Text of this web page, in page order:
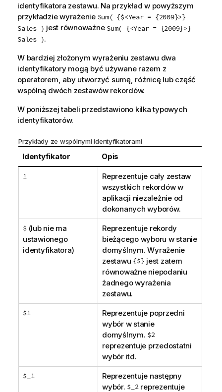
identyfikatora zestawu. Na przykład w powyższym
przykładzie wyrażenie Sum( {$<Year = {2009}>}
Sales ) jest równoważne Sum( {<Year = {2009}>}
Sales ).
W bardziej złożonym wyrażeniu zestawu dwa
identyfikatory mogą być używane razem z
operatorem, aby utworzyć sumę, różnicę lub część
wspólną dwóch zestawów rekordów.
W poniższej tabeli przedstawiono kilka typowych
identyfikatorów.
Przykłady ze wspólnymi identyfikatorami
Identyfikator Opis
1
Reprezentuje cały zestaw
wszystkich rekordów w
aplikacji niezależnie od
dokonanych wyborów.
$(lub nie ma
ustawionego
identyfikatora)
Reprezentuje rekordy
bieżącego wyboru w stanie
domyślnym. Wyrażenie
zestawu {$} jest zatem
równoważne niepodaniu
żadnego wyrażenia
zestawu.
$1
Reprezentuje poprzedni
wybór w stanie
domyślnym. $2
reprezentuje przedostatni
wybór itd.
$_1
Reprezentuje następny
wybór. $_2reprezentuje